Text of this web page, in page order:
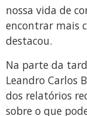
nossa vida de
encontrar mais
destacou.
Na parte da
Leandro Carlos
dos relatórios
sobre o que